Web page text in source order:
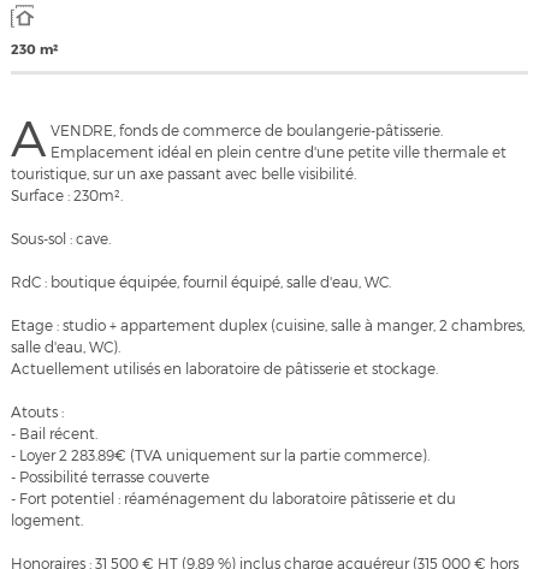
230 m²
A VENDRE, fonds de commerce de boulangerie-pâtisserie.
Emplacement idéal en plein centre d'une petite ville thermale et
touristique, sur un axe passant avec belle visibilité.
Surface : 230m².
Sous-sol : cave.
RdC : boutique équipée, fournil équipé, salle d'eau, WC.
Etage : studio + appartement duplex (cuisine, salle à manger, 2 chambres,
salle d'eau, WC).
Actuellement utilisés en laboratoire de pâtisserie et stockage.
Atouts :
- Bail récent.
- Loyer 2 283.89€ (TVA uniquement sur la partie commerce).
- Possibilité terrasse couverte
- Fort potentiel : réaménagement du laboratoire pâtisserie et du
logement.
Honoraires : 31 500 € HT (9,89 %) inclus charge acquéreur (315 000 € hors